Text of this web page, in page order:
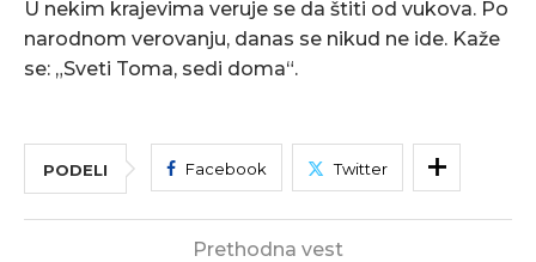
U nekim krajevima veruje se da štiti od vukova. Po
narodnom verovanju, danas se nikud ne ide. Kaže
se: „Sveti Toma, sedi doma“.
PODELI Facebook Twitter
Prethodna vest